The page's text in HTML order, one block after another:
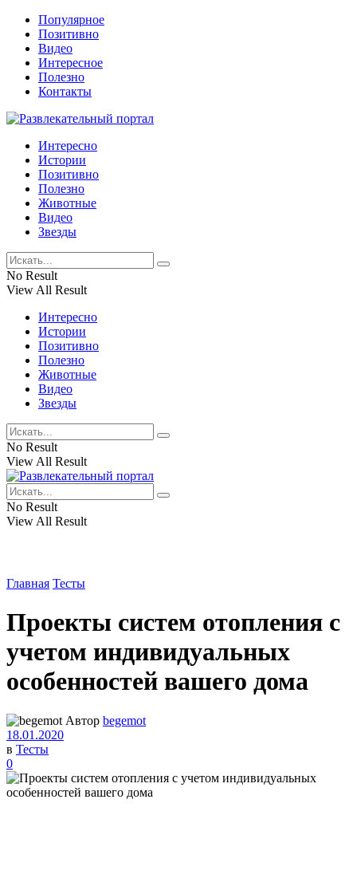
Популярное
Позитивно
Видео
Интересное
Полезно
Контакты
Интересно
Истории
Позитивно
Полезно
Животные
Видео
Звезды
No Result
View All Result
Интересно
Истории
Позитивно
Полезно
Животные
Видео
Звезды
No Result
View All Result
No Result
View All Result
Главная Тесты
Проекты систем отопления с
учетом индивидуальных
особенностей вашего дома
Автор begemot
18.01.2020
в Тесты
0